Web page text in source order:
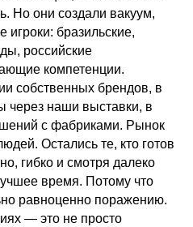
Но они создали вакуум,
бразильские,
российские
компетенции.
собственных брендов, в
через наши выставки, в
с фабриками. Рынок
Остались те, кто готов
гибко и смотря далеко
время. Потому что
равноценно поражению.
— это не просто